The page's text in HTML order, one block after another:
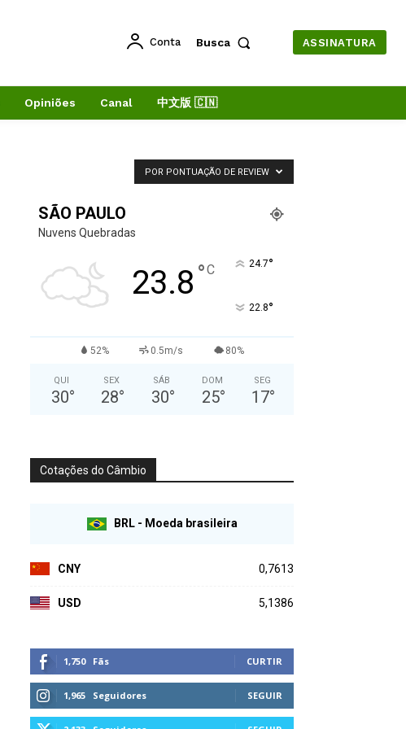
Conta Busca ASSINATURA
Opiniões Canal 中文版 🇨🇳
POR PONTUAÇÃO DE REVIEW
SÃO PAULO
Nuvens Quebradas
23.8 °C 24.7°
22.8°
52% 0.5m/s 80%
QUI
30°
SEX
28°
SÁB
30°
DOM
25°
SEG
17°
Cotações do Câmbio
BRL - Moeda brasileira
CNY 0,7613
USD 5,1386
1,750 Fãs CURTIR
1,965 Seguidores SEGUIR